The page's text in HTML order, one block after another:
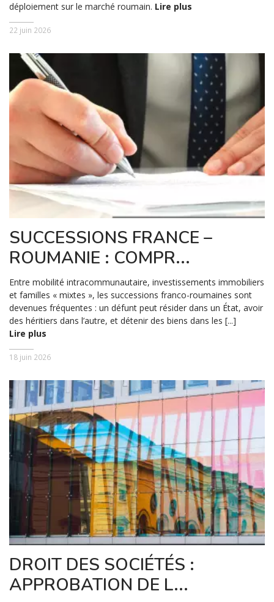
déploiement sur le marché roumain. Lire plus
22 juin 2026
SUCCESSIONS FRANCE –
ROUMANIE : COMPR...
Entre mobilité intracommunautaire, investissements immobiliers
et familles « mixtes », les successions franco-roumaines sont
devenues fréquentes : un défunt peut résider dans un État, avoir
des héritiers dans l’autre, et détenir des biens dans les [...]
Lire plus
18 juin 2026
DROIT DES SOCIÉTÉS :
APPROBATION DE L...